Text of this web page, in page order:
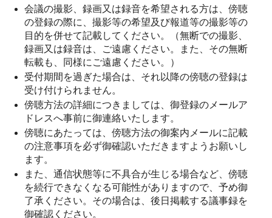
会議の撮影、録画又は録音を希望される方は、傍聴
の登録の際に、撮影等の希望及び報道等の撮影等の
目的を併せて記載してください。（無断での撮影、
録画又は録音は、ご遠慮ください。また、その無断
転載も、同様にご遠慮ください。）
受付期間を過ぎた場合は、それ以降の傍聴の登録は
受け付けられません。
傍聴方法の詳細につきましては、御登録のメールア
ドレスへ事前に御連絡いたします。
傍聴にあたっては、傍聴方法の御案内メールに記載
の注意事項を必ず御確認いただきますようお願いし
ます。
また、通信状態等に不具合が生じる場合など、傍聴
を続行できなくなる可能性がありますので、予め御
了承ください。その場合は、後日掲載する議事録を
御確認ください。